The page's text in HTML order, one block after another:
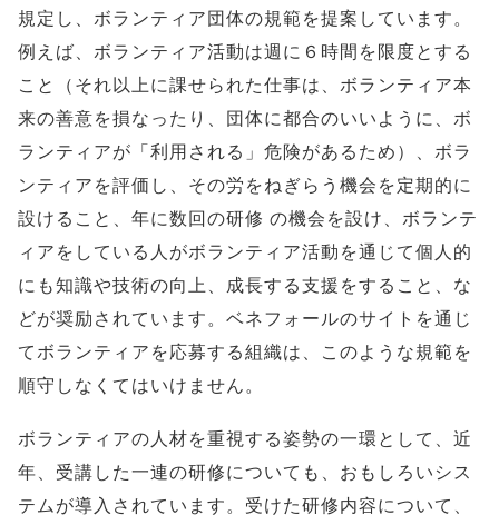
規定し、ボランティア団体の規範を提案しています。
例えば、ボランティア活動は週に６時間を限度とする
こと（それ以上に課せられた仕事は、ボランティア本
来の善意を損なったり、団体に都合のいいように、ボ
ランティアが「利用される」危険があるため）、ボラ
ンティアを評価し、その労をねぎらう機会を定期的に
設けること、年に数回の研修 の機会を設け、ボランテ
ィアをしている人がボランティア活動を通じて個人的
にも知識や技術の向上、成長する支援をすること、な
どが奨励されています。ベネフォールのサイトを通じ
てボランティアを応募する組織は、このような規範を
順守しなくてはいけません。
ボランティアの人材を重視する姿勢の一環として、近
年、受講した一連の研修についても、おもしろいシス
テムが導入されています。受けた研修内容について、